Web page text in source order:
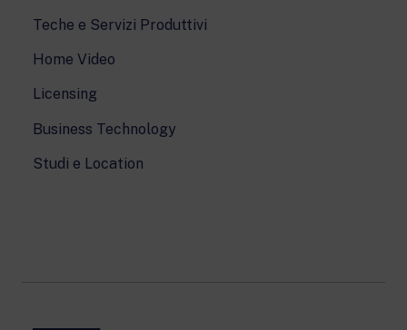
Teche e Servizi Produttivi
Home Video
Licensing
Business Technology
Studi e Location